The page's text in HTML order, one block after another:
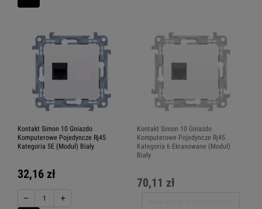
Kontakt Simon 10 Gniazdo
Komputerowe Pojedyncze Rj45
Kategoria 5E (Moduł) Biały
32,16 zł
− +
Kontakt Simon 10 Gniazdo
Komputerowe Pojedyncze Rj45
Kategoria 6 Ekranowane (Moduł)
Biały
70,11 zł